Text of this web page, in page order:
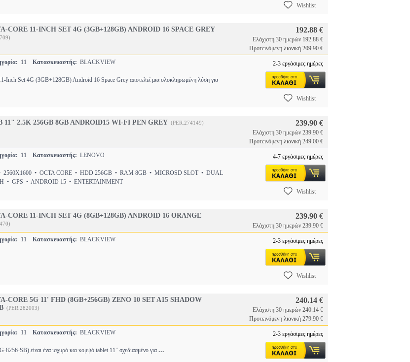
Wishlist
CORE 11-INCH SET 4G (3GB+128GB) ANDROID 16 SPACE GREY
192.88 €
Ελάχιστη 30 ημερών 192.88 €
Προτεινόμενη λιανική 209.90 €
11 Κατασκευαστής: BLACKVIEW
Set 4G (3GB+128GB) Android 16 Space Grey αποτελεί μια ολοκληρωμένη λύση για
2-3 εργάσιμες ημέρες
Wishlist
11" 2.5K 256GB 8GB ANDROID15 WI-FI PEN GREY (PER.274149) 239.90 €
Ελάχιστη 30 ημερών 239.90 €
Προτεινόμενη λιανική 249.00 €
11 Κατασκευαστής: LENOVO
2560X1600 • OCTA CORE • HDD 256GB • RAM 8GB • MICROSD SLOT • DUAL
• GPS • ANDROID 15 • ENTERTAINMENT
4-7 εργάσιμες ημέρες
Wishlist
CORE 11-INCH SET 4G (8GB+128GB) ANDROID 16 ORANGE
239.90 €
Ελάχιστη 30 ημερών 239.90 €
11 Κατασκευαστής: BLACKVIEW 2-3 εργάσιμες ημέρες
Wishlist
CORE 5G 11' FHD (8GB+256GB) ZENO 10 SET A15 SHADOW
(PER.282003)
240.14 €
Ελάχιστη 30 ημερών 240.14 €
Προτεινόμενη λιανική 279.90 €
11 Κατασκευαστής: BLACKVIEW
SB) είναι ένα ισχυρό και κομψό tablet 11" σχεδιασμένο για ...
2-3 εργάσιμες ημέρες